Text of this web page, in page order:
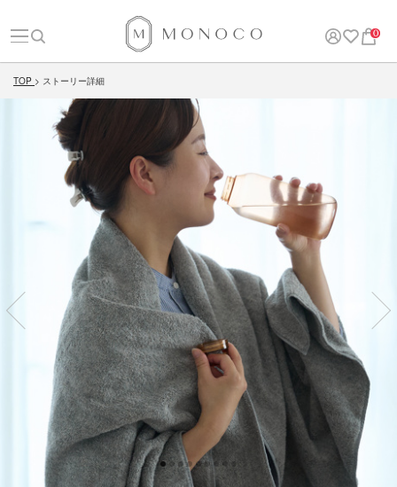
0
TOP ストーリー詳細